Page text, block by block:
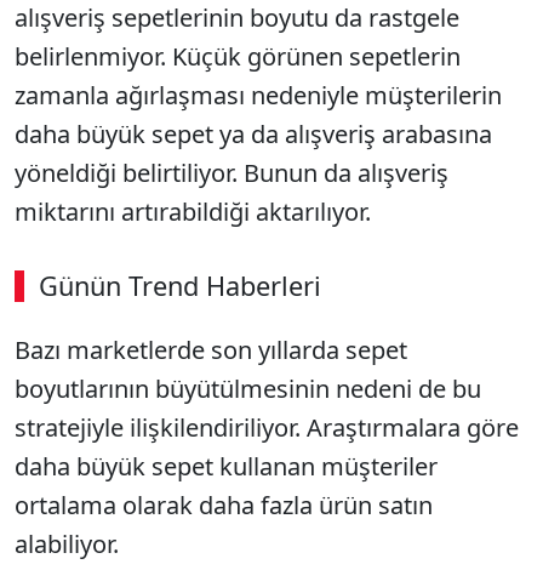
alışveriş sepetlerinin boyutu da rastgele
belirlenmiyor. Küçük görünen sepetlerin
zamanla ağırlaşması nedeniyle müşterilerin
daha büyük sepet ya da alışveriş arabasına
yöneldiği belirtiliyor. Bunun da alışveriş
miktarını artırabildiği aktarılıyor.
Günün Trend Haberleri
SÖZCÜ SON DAKİKA
Bazı marketlerde son yıllarda sepet
boyutlarının büyütülmesinin nedeni de bu
stratejiyle ilişkilendiriliyor. Araştırmalara göre
daha büyük sepet kullanan müşteriler
ortalama olarak daha fazla ürün satın
alabiliyor.